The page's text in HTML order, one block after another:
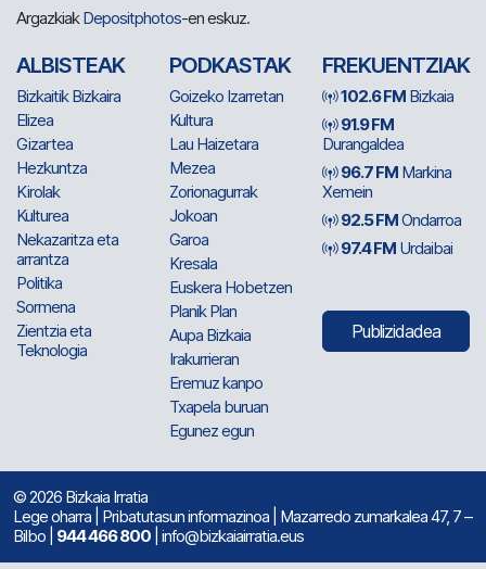
ArgazkiakDepositphotos-en eskuz.
ALBISTEAK
Bizkaitik Bizkaira
Elizea
Gizartea
Hezkuntza
Kirolak
Kulturea
Nekazaritza eta
arrantza
Politika
Sormena
Zientzia eta
Teknologia
PODKASTAK
Goizeko Izarretan
Kultura
Lau Haizetara
Mezea
Zorionagurrak
Jokoan
Garoa
Kresala
Euskera Hobetzen
Planik Plan
Aupa Bizkaia
Irakurrieran
Eremuz kanpo
Txapela buruan
Egunez egun
FREKUENTZIAK
102.6 FM Bizkaia
91.9 FM
Durangaldea
96.7 FM Markina
Xemein
92.5 FMOndarroa
97.4 FM Urdaibai
Publizidadea
© 2026 Bizkaia Irratia
Lege oharra Pribatutasun informazinoa | Mazarredo zumarkalea 47, 7 –
Bilbo | 944 466 800 | info@bizkaiairratia.eus